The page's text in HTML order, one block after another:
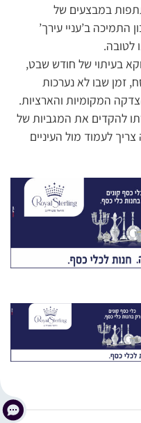
במבצעים של
התמיכה ב’עניי עירך’
לטובה.
בעיתוי של חודש שבט,
זמן שבו לא נערכות
המקומיות והארציות.
להקדים את המגביות של
לעמוד מול העיניים